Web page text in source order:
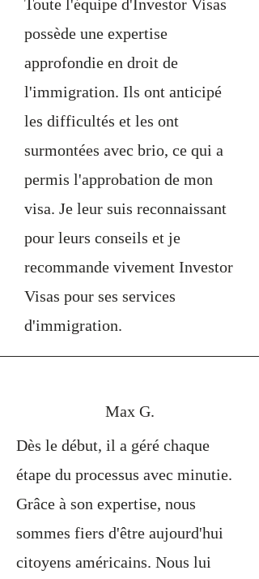
Toute l'équipe d'Investor Visas
possède une expertise
approfondie en droit de
l'immigration. Ils ont anticipé
les difficultés et les ont
surmontées avec brio, ce qui a
permis l'approbation de mon
visa. Je leur suis reconnaissant
pour leurs conseils et je
recommande vivement Investor
Visas pour ses services
d'immigration.
Max G.
Dès le début, il a géré chaque
étape du processus avec minutie.
Grâce à son expertise, nous
sommes fiers d'être aujourd'hui
citoyens américains. Nous lui